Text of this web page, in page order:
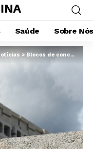
Saúde Sobre
> Blocos de concreto maciços, vazados e celulares: Saiba quando usar cada tipo